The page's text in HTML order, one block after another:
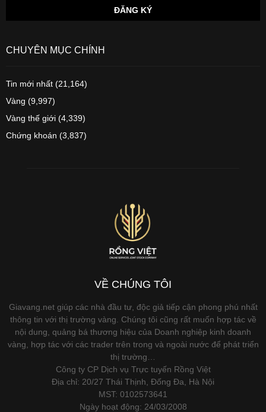
CHUYÊN MỤC CHÍNH
Tin mới nhất (21,164)
Vàng (9,997)
Vàng thế giới (4,339)
Chứng khoán (3,837)
VỀ CHÚNG TÔI
Giavang.net giúp các nhà đầu tư, độc giả tiếp cận phong phú nhất
thông tin với thị trường vàng. Chúng tôi cũng rất muốn hợp tác về
nội dung, quảng bá thương hiệu của Doanh nghiệp kinh doanh
vàng, hợp tác với các trader trên trong và ngoài nước để phát triển
thị trường…
Công ty CP Dịch vụ Trực tuyến Rồng Việt
Địa chỉ: 20/27 Thái Thịnh, Đống Đa, Hà Nội
MST: 0102573641
Ngày hoạt động: 24/03/2008